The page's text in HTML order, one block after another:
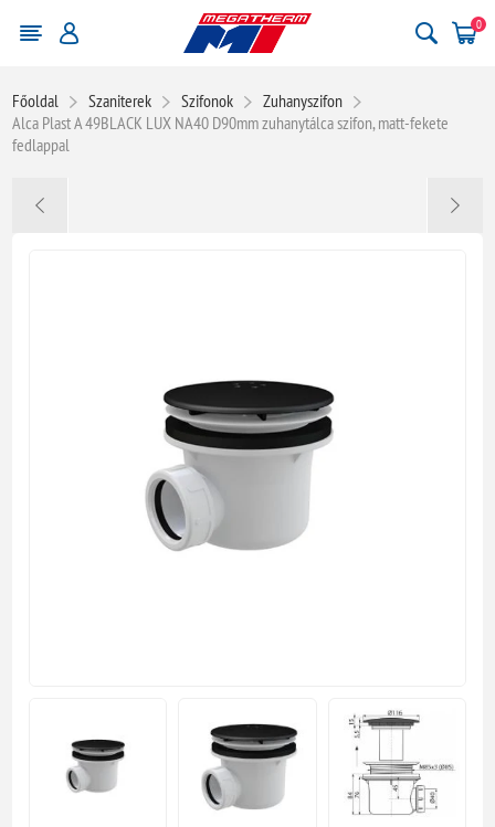
0
Főoldal Szaniterek Szifonok
Zuhanyszifon
Alca Plast A 49BLACK LUX NA40 D90mm zuhanytálca szifon, matt-fekete
fedlappal